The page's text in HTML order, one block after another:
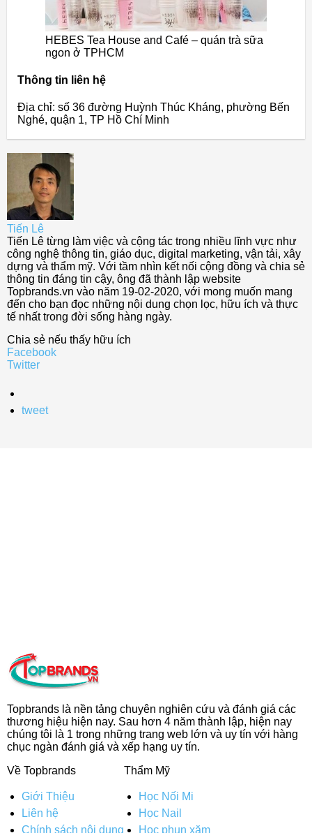
HEBES Tea House and Café – quán trà sữa
ngon ở TPHCM
Thông tin liên hệ
Địa chỉ: số 36 đường Huỳnh Thúc Kháng, phường Bến
Nghé, quận 1, TP Hồ Chí Minh
Tiến Lê
Tiến Lê từng làm việc và cộng tác trong nhiều lĩnh vực như
công nghệ thông tin, giáo dục, digital marketing, vận tải, xây
dựng và thẩm mỹ. Với tầm nhìn kết nối cộng đồng và chia sẻ
thông tin đáng tin cậy, ông đã thành lập website
Topbrands.vn vào năm 19-02-2020, với mong muốn mang
đến cho bạn đọc những nội dung chọn lọc, hữu ích và thực
tế nhất trong đời sống hàng ngày.
Chia sẻ nếu thấy hữu ích
Facebook
Twitter
tweet
Topbrands là nền tảng chuyên nghiên cứu và đánh giá các
thương hiệu hiện nay. Sau hơn 4 năm thành lập, hiện nay
chúng tôi là 1 trong những trang web lớn và uy tín với hàng
chục ngàn đánh giá và xếp hạng uy tín.
Về Topbrands
Giới Thiệu
Liên hệ
Chính sách nội dung
Thẩm Mỹ
Học Nối Mi
Học Nail
Học phun xăm